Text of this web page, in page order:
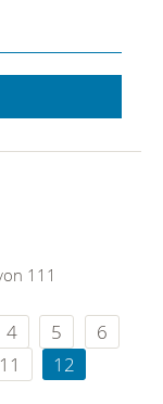
111
4 5
6
11 12